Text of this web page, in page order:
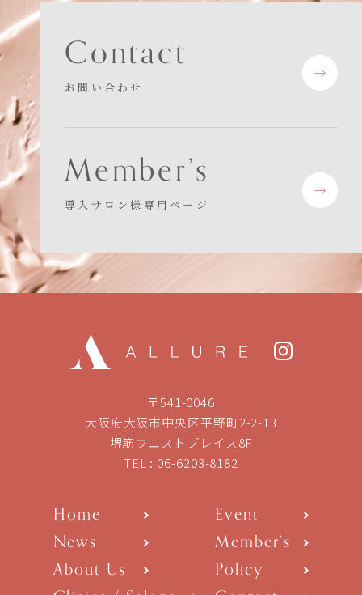
Contact
お問い合わせ
Member’s
導入サロン様専用ページ
〒541-0046
大阪府大阪市中央区平野町2-2-13
堺筋ウエストプレイス8F
TEL : 06-6203-8182
Home
Event
News
Member’s
About Us
Policy